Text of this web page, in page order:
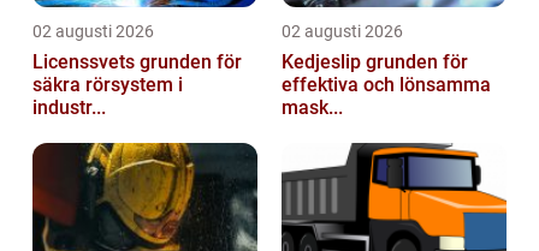
02 augusti 2026
Licenssvets grunden för
säkra rörsystem i
industr...
02 augusti 2026
Kedjeslip grunden för
effektiva och lönsamma
mask...